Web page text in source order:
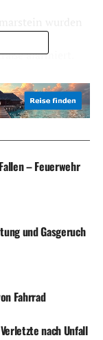
in der
alarmiert.
das Gebäude
Angriffstrupp
in
war es zu
Hausmeister
25 Minuten
– Feuerwehr
und Gasgeruch
Fahrrad
nach Unfall